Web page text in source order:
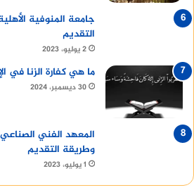
جامعة المنوفية
التقديم
2 يوليو، 2023
ما هي كفارة الزنا في
30 ديسمبر، 2024
المعهد الفني
وطريقة التقديم
1 يوليو، 2023